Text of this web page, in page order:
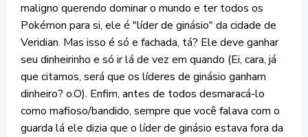
maligno querendo dominar o mundo e ter todos os
Pokémon para si, ele é "líder de ginásio" da cidade de
Veridian. Mas isso é só e fachada, tá? Ele deve ganhar
seu dinheirinho e só ir lá de vez em quando (Ei, cara, já
que citamos, será que os líderes de ginásio ganham
dinheiro? o.O). Enfim, antes de todos desmaracá-lo
como mafioso/bandido, sempre que você falava com o
guarda lá ele dizia que o líder de ginásio estava fora da